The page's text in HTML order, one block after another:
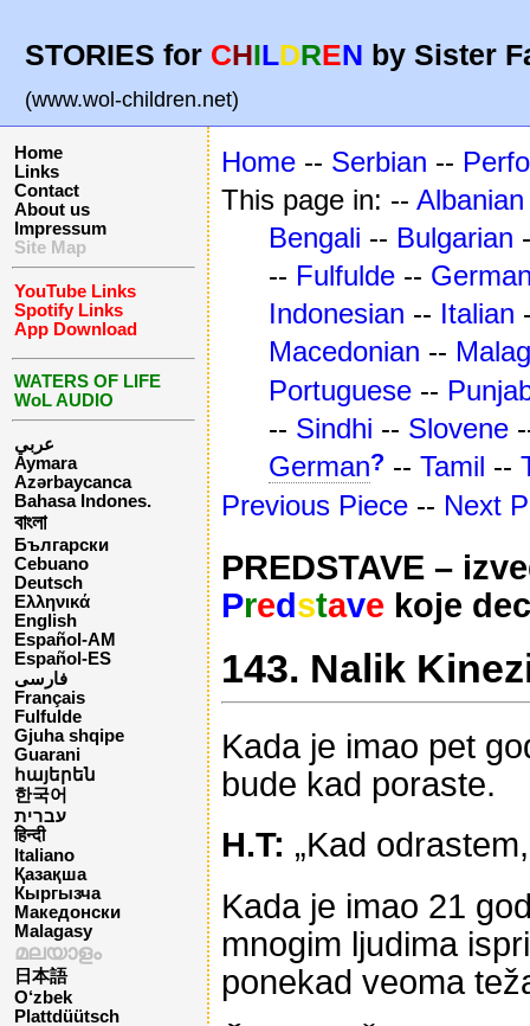
STORIES for CHILDREN by Sister
(www.wol-children.net)
Home
Links
Contact
About us
Impressum
Site Map
YouTube Links
Spotify Links
App Download
WATERS OF LIFE
WoL AUDIO
عربي
Aymara
Azərbaycanca
Bahasa Indones.
বাংলা
Български
Cebuano
Deutsch
Ελληνικά
English
Español-AM
Español-ES
فارسی
Français
Fulfulde
Gjuha shqipe
Guarani
հայերեն
한국어
עברית
हिन्दी
Italiano
Қазақша
Кыргызча
Македонски
Malagasy
മലയാളം
日本語
O‘zbek
Plattdüütsch
Home -- Serbian --
This page in: -- Albanian
Bengali -- Bulgarian
-- Fulfulde --
Indonesian -- Italian
Macedonian --
Portuguese --
-- Sindhi -- Slovene
German? -- Tamil --
Previous Piece -- Next
PREDSTAVE –
Predstave koje
143. Nalik
Kada je imao pet
bude kad poraste.
H.T: „Kad
Kada je imao 21
mnogim ljudima
ponekad veoma